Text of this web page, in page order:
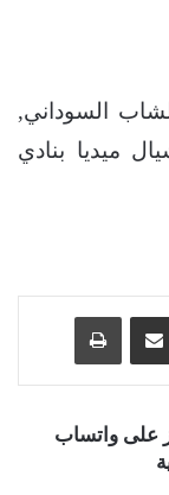
السوداني,
ميديا بنادي
على واتساب